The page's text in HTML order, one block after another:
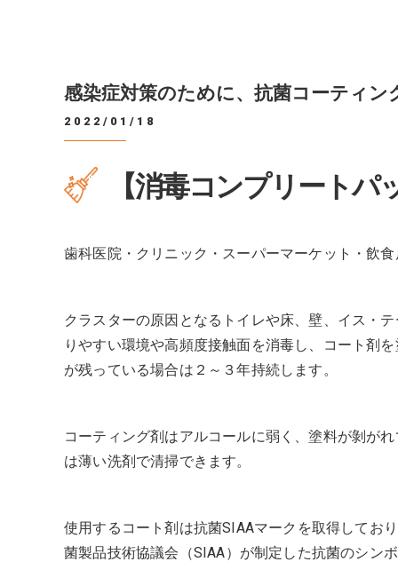
感染症対策のために、抗菌コーティン
2022/01/18
【消毒コンプリート
歯科医院・クリニック・スーパーマーケット・飲
クラスターの原因となるトイレや床、壁、イス・
りやすい環境や高頻度接触面を消毒し、コート剤
が残っている場合は２～３年持続します。
コーティング剤はアルコールに弱く、塗料が剝が
は薄い洗剤で清掃できます。
使用するコート剤は抗菌SIAAマークを取得してお
菌製品技術協議会（SIAA）が制定した抗菌のシン